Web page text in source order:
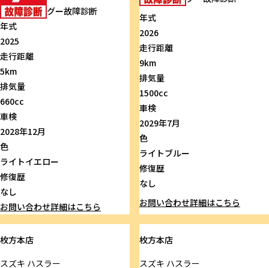
グー故障診断
年式
2025
走行距離
5km
排気量
660cc
車検
2028年12月
色
ライトイエロー
修復歴
なし
お問い合わせ詳細はこちら
年式
2026
走行距離
9km
排気量
1500cc
車検
2029年7月
色
ライトブルー
修復歴
なし
お問い合わせ詳細はこちら
枚方本店
スズキ ハスラー
枚方本店
スズキ ハスラー